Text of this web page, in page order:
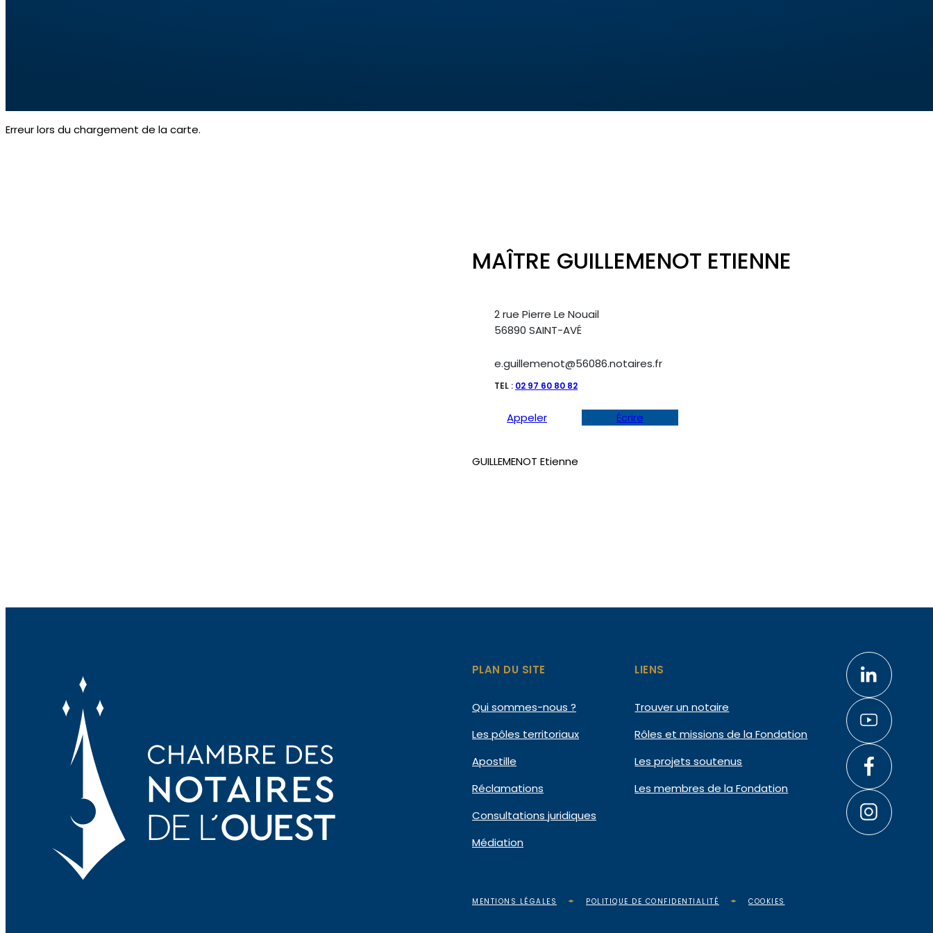
Erreur lors du chargement de la carte.
MAÎTRE GUILLEMENOT ETIENNE
2 rue Pierre Le Nouail
56890 SAINT-AVÉ
e.guillemenot@56086.notaires.fr
TEL : 02 97 60 80 82
Appeler Écrire
GUILLEMENOT Etienne
PLAN DU SITE
Quisommes-nous ?
Les pôles territoriaux
Apostille
Réclamations
Consultations juridiques
Médiation
LIENS
Trouver un notaire
Rôles et missions de la Fondation
Les projets soutenus
Les membres de la Fondation
MENTIONS LÉGALES POLITIQUE DE CONFIDENTIALITÉ COOKIES